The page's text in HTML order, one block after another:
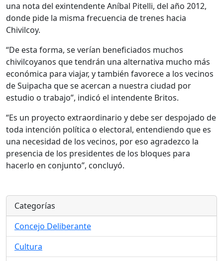
una nota del exintendente Aníbal Pitelli, del año 2012,
donde pide la misma frecuencia de trenes hacia
Chivilcoy.
“De esta forma, se verían beneficiados muchos
chivilcoyanos que tendrán una alternativa mucho más
económica para viajar, y también favorece a los vecinos
de Suipacha que se acercan a nuestra ciudad por
estudio o trabajo”, indicó el intendente Britos.
“Es un proyecto extraordinario y debe ser despojado de
toda intención política o electoral, entendiendo que es
una necesidad de los vecinos, por eso agradezco la
presencia de los presidentes de los bloques para
hacerlo en conjunto”, concluyó.
Categorías
Concejo Deliberante
Cultura